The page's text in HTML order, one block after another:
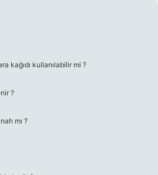
kağıdı kullanılabilir mi ?
?
mı ?